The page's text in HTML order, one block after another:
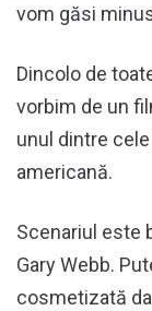
vom găsi
Dincolo de
vorbim de un
unul dintre
americană.
Scenariul este
Gary Webb.
cosmetizată